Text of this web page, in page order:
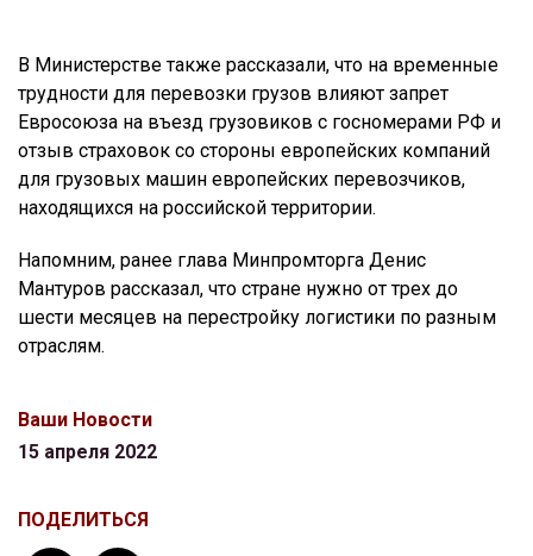
В Министерстве также рассказали, что на временные
трудности для перевозки грузов влияют запрет
Евросоюза на въезд грузовиков с госномерами РФ и
отзыв страховок со стороны европейских компаний
для грузовых машин европейских перевозчиков,
находящихся на российской территории.
Напомним, ранее глава Минпромторга Денис
Мантуров рассказал, что стране нужно от трех до
шести месяцев на перестройку логистики по разным
отраслям.
Ваши Новости
15 апреля 2022
ПОДЕЛИТЬСЯ